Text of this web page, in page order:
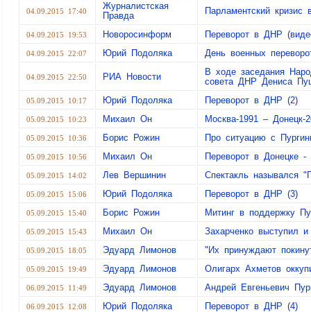
04.09.2015 17:40
Журналистская
Правда
Парламентский
04.09.2015 19:53 Новоросинформ Переворот в ДНР
04.09.2015 22:07 Юрий Подоляка День военных
04.09.2015 22:50 РИА Новости
В ходе заседания
совета ДНР Дениса
05.09.2015 10:17 Юрий Подоляка Переворот в ДНР (2)
05.09.2015 10:23 Михаил Он Москва-1991 – Донецк-
05.09.2015 10:36 Борис Рожин Про ситуацию с
05.09.2015 10:56 Михаил Он Переворот в Донецке
05.09.2015 14:02 Лев Вершинин Спектакль назывался
05.09.2015 15:06 Юрий Подоляка Переворот в ДНР (3)
05.09.2015 15:40 Борис Рожин Митинг в поддержку
05.09.2015 15:43 Михаил Он Захарченко выступил
05.09.2015 18:05 Эдуард Лимонов "Их принуждают
05.09.2015 19:49 Эдуард Лимонов Олигарх Ахметов
06.09.2015 11:49 Эдуард Лимонов Андрей Евгеньевич
06.09.2015 12:08 Юрий Подоляка Переворот в ДНР (4)